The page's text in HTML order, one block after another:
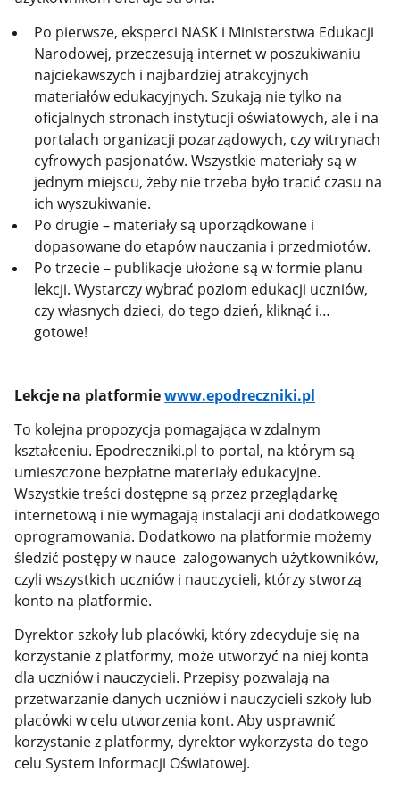
Po pierwsze, eksperci NASK i Ministerstwa Edukacji
Narodowej, przeczesują internet w poszukiwaniu
najciekawszych i najbardziej atrakcyjnych
materiałów edukacyjnych. Szukają nie tylko na
oficjalnych stronach instytucji oświatowych, ale i na
portalach organizacji pozarządowych, czy witrynach
cyfrowych pasjonatów. Wszystkie materiały są w
jednym miejscu, żeby nie trzeba było tracić czasu na
ich wyszukiwanie.
Po drugie – materiały są uporządkowane i
dopasowane do etapów nauczania i przedmiotów.
Po trzecie – publikacje ułożone są w formie planu
lekcji. Wystarczy wybrać poziom edukacji uczniów,
czy własnych dzieci, do tego dzień, kliknąć i…
gotowe!
Lekcje na platformiewww.epodreczniki.pl
To kolejna propozycja pomagająca w zdalnym
kształceniu. Epodreczniki.pl to portal, na którym są
umieszczone bezpłatne materiały edukacyjne.
Wszystkie treści dostępne są przez przeglądarkę
internetową i nie wymagają instalacji ani dodatkowego
oprogramowania. Dodatkowo na platformie możemy
śledzić postępy w nauce zalogowanych użytkowników,
czyli wszystkich uczniów i nauczycieli, którzy stworzą
konto na platformie.
Dyrektor szkoły lub placówki, który zdecyduje się na
korzystanie z platformy, może utworzyć na niej konta
dla uczniów i nauczycieli. Przepisy pozwalają na
przetwarzanie danych uczniów i nauczycieli szkoły lub
placówki w celu utworzenia kont. Aby usprawnić
korzystanie z platformy, dyrektor wykorzysta do tego
celu System Informacji Oświatowej.